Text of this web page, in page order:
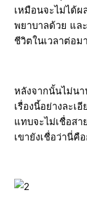
เหมือนจะไม่ได้ผ
พยาบาลด้วย แล
ชีวิตในเวลาต่อมา
หลังจากนั้นไม่นา
เรื่องนี้อย่างละเ
แทบจะไม่เชื่อส
เขายังเชื่อว่านี่คื